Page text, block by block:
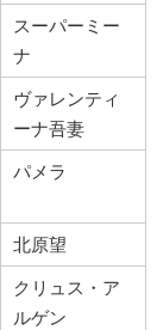
スーパーミー
ナ
ヴァレンティ
ーナ吾妻
パメラ
北原望
クリュス・ア
ルゲン